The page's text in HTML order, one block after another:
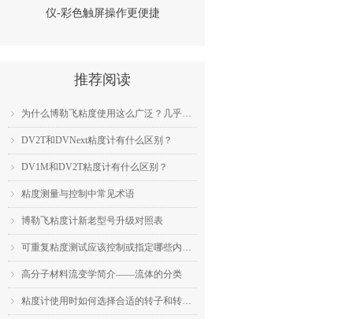
ꁇ 为什么博勒飞粘度使用这么广泛？几乎成为了行业标准？
ꁇ DV2T和DVNext粘度计有什么区别？
ꁇ DV1M和DV2T粘度计有什么区别？
ꁇ 粘度测量与控制中常见术语
ꁇ 博勒飞粘度计新老型号升级对照表
ꁇ 可重复粘度测试应该控制或指定哪些内容？
ꁇ 高分子材料流变学简介——流体的分类
ꁇ 粘度计使用时如何选择合适的转子和转速？
推荐阅读
仪-彩色触屏操作更便捷